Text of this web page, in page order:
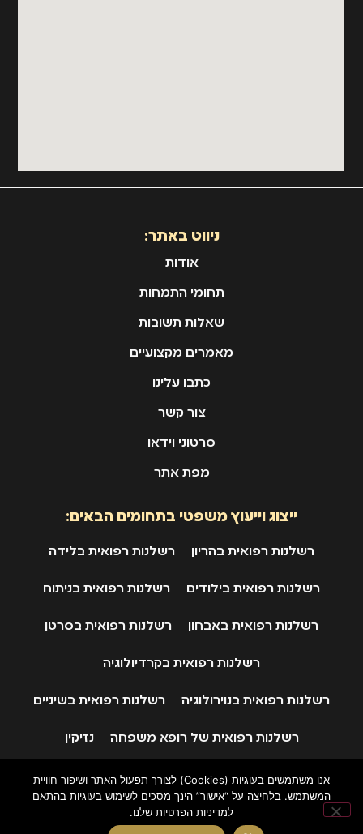
ניווט באתר:
אודות
תחומי התמחות
שאלות תשובות
מאמרים מקצועיים
כתבו עלינו
צור קשר
סרטוני וידאו
מפת אתר
ייצוג וייעוץ משפטי בתחומים הבאים:
רשלנות רפואית בהריון רשלנות רפואית בלידה
רשלנות רפואית בילודים רשלנות רפואית בניתוח
רשלנות רפואית באבחון רשלנות רפואית בסרטן
רשלנות רפואית בקרדיולוגיה
רשלנות רפואית בנוירולוגיה רשלנות רפואית בשיניים
רשלנות רפואית של רופא משפחה נזיקין
ביטוח לאומי תאונות דרכים
© 2024 כל הזכויות שמורות אפיון, עיצוב ופיתוח באהבה:
אנו משתמשים בעוגיות (Cookies) לצורך תפעול האתר ושיפור חוויית
המשתמש. בלחיצה על “אישור” הינך מסכים לשימוש בעוגיות בהתאם
למדיניות הפרטיות שלנו.